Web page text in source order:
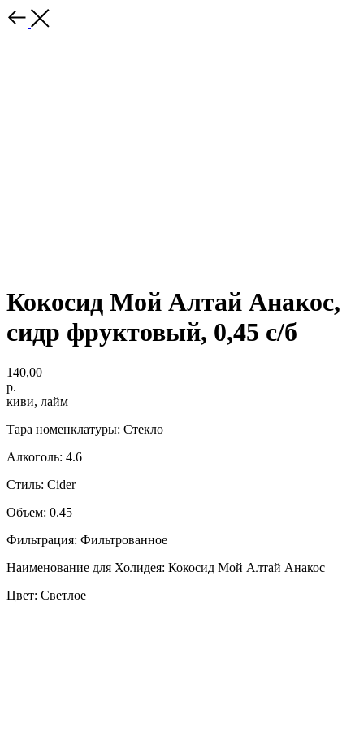
Кокосид Мой Алтай Анакос,
сидр фруктовый, 0,45 с/б
140,00
р.
киви, лайм
Тара номенклатуры: Стекло
Алкоголь: 4.6
Стиль: Cider
Объем: 0.45
Фильтрация: Фильтрованное
Наименование для Холидея: Кокосид Мой Алтай Анакос
Цвет: Светлое